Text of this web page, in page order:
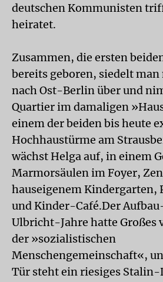
deutschen Kommunisten
heiratet.
Zusammen, die ersten
bereits geboren, siedelt man
nach Ost-Berlin über und
Quartier im damaligen
einem der beiden bis heute
Hochhaustürme am
wächst Helga auf, in einem
Marmorsäulen im Foyer,
hauseigenem Kindergarten,
und Kinder-Café.Der
Ulbricht-Jahre hatte Großes
der »sozialistischen
Menschengemeinschaft«,
Tür steht ein riesiges